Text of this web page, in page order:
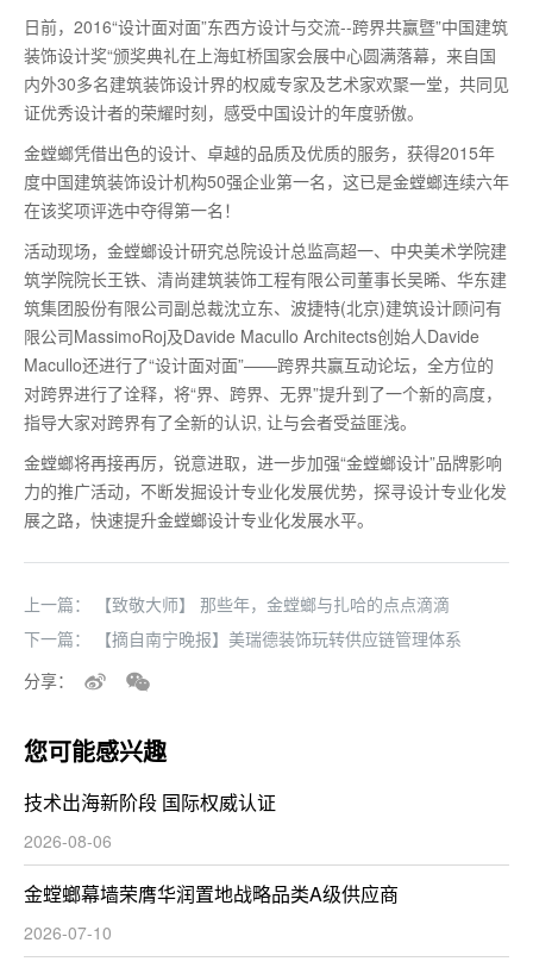
日前，2016“设计面对面”东西方设计与交流--跨界共赢暨”中国建筑
装饰设计奖“颁奖典礼在上海虹桥国家会展中心圆满落幕，来自国
内外30多名建筑装饰设计界的权威专家及艺术家欢聚一堂，共同见
证优秀设计者的荣耀时刻，感受中国设计的年度骄傲。
金螳螂凭借出色的设计、卓越的品质及优质的服务，获得2015年
度中国建筑装饰设计机构50强企业第一名，这已是金螳螂连续六年
在该奖项评选中夺得第一名！
活动现场，金螳螂设计研究总院设计总监高超一、中央美术学院建
筑学院院长王铁、清尚建筑装饰工程有限公司董事长吴晞、华东建
筑集团股份有限公司副总裁沈立东、波捷特(北京)建筑设计顾问有
限公司MassimoRoj及Davide Macullo Architects创始人Davide
Macullo还进行了“设计面对面”——跨界共赢互动论坛，全方位的
对跨界进行了诠释，将“界、跨界、无界”提升到了一个新的高度，
指导大家对跨界有了全新的认识, 让与会者受益匪浅。
金螳螂将再接再厉，锐意进取，进一步加强“金螳螂设计”品牌影响
力的推广活动，不断发掘设计专业化发展优势，探寻设计专业化发
展之路，快速提升金螳螂设计专业化发展水平。
上一篇：
【致敬大师】 那些年，金螳螂与扎哈的点点滴滴
下一篇：
【摘自南宁晚报】美瑞德装饰玩转供应链管理体系
分享：
您可能感兴趣
技术出海新阶段 国际权威认证
2026-08-06
金螳螂幕墙荣膺华润置地战略品类A级供应商
2026-07-10